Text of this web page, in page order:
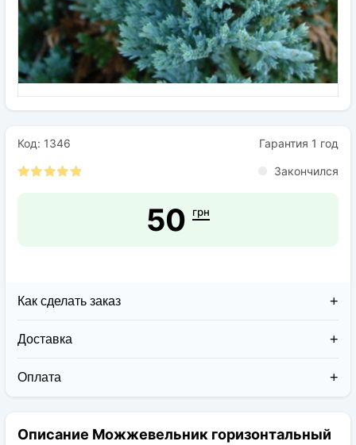
Удобрения
Средства защиты растений
Код: 1346 Гарантия 1 год
Закончился
50 грн
Как сделать заказ
Доставка
курьерскими службами:
транспортировки вплоть до 14 дней (с учётом
хранения на складе).
Оплата
На карту приват банка перед отправкой;
Описание Можжевельник горизонтальный